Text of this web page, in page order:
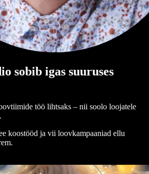
sobib igas suuruses
töö lihtsaks – nii soolo loojatele
koostööd ja vii loovkampaaniad ellu